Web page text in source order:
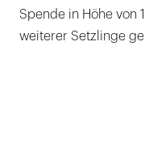
Spende in Höhe von
weiterer Setzlinge